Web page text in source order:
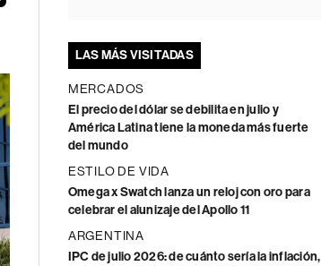
LAS MÁS VISITADAS
MERCADOS
El precio del dólar se debilita en julio y
América Latina tiene la moneda más fuerte
del mundo
ESTILO DE VIDA
Omega x Swatch lanza un reloj con oro para
celebrar el alunizaje del Apollo 11
ARGENTINA
IPC de julio 2026: de cuánto sería la inflación,